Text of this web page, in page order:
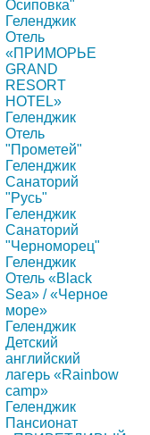
Осиповка"
Геленджик
Отель
«ПРИМОРЬЕ
GRAND
RESORT
HOTEL»
Геленджик
Отель
"Прометей"
Геленджик
Санаторий
"Русь"
Геленджик
Санаторий
"Черноморец"
Геленджик
Отель «Black
Sea» / «Черное
море»
Геленджик
Детский
английский
лагерь «Rainbow
camp»
Геленджик
Пансионат